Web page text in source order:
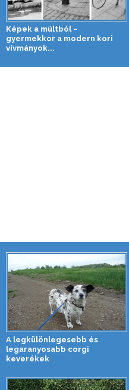
Képek a múltból –
gyermekkor a modern kori
vívmányok...
A legkülönlegesebb és
legaranyosabb corgi
keverékek